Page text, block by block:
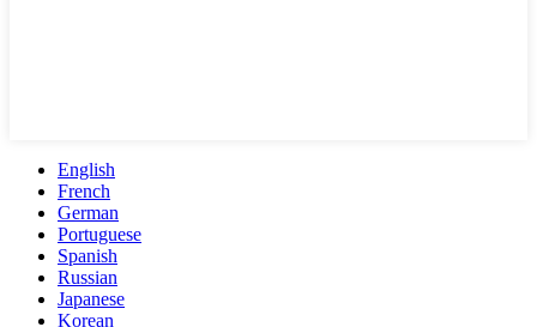
English
French
German
Portuguese
Spanish
Russian
Japanese
Korean